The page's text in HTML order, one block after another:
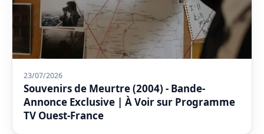
23/07/2026
Souvenirs de Meurtre (2004) - Bande-
Annonce Exclusive | À Voir sur Programme
TV Ouest-France